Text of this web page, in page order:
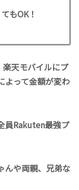
もOK！
天モバイルにプ
よって金額が変わ
員Rakuten最強プ
んや両親、兄弟な